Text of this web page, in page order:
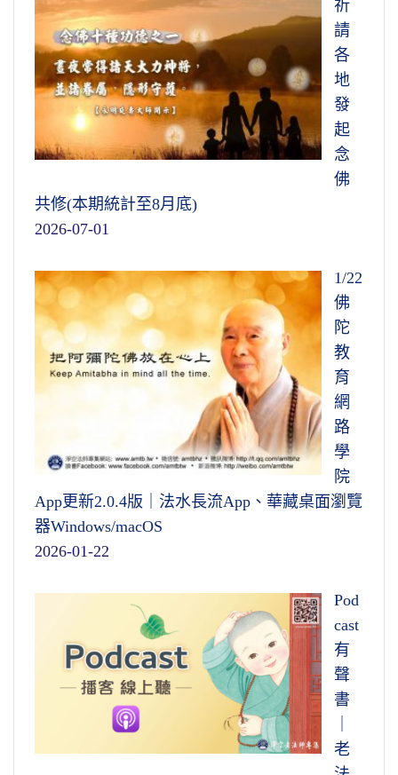
祈
請
各
地
發
起
念
佛
共修(本期統計至8月底)
2026-07-01
1/22
佛
陀
教
育
網
路
學
院
App更新2.0.4版｜法水長流App、華藏桌面瀏覽
器Windows/macOS
2026-01-22
Pod
cast
有
聲
書
老